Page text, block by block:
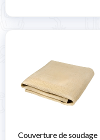
Couverture de soudage